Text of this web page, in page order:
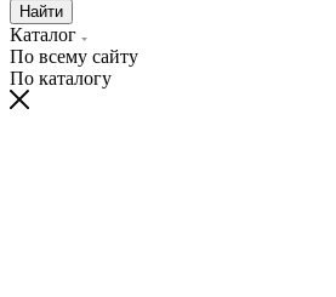
Найти
Каталог
По всему сайту
По каталогу